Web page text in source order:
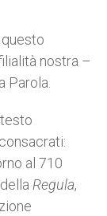
nostra –
Parola.
al 710
Regula,